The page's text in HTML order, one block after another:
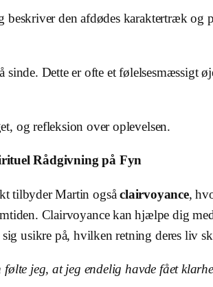
den afdødes karaktertræk og
Dette er ofte et følelsesmæssigt
og refleksion over oplevelsen.
Rådgivning på Fyn
tilbyder Martin ogsåclairvoyance,
Clairvoyance kan hjælpe dig
usikre på, hvilken retning deres liv
jeg, at jeg endelig havde fået